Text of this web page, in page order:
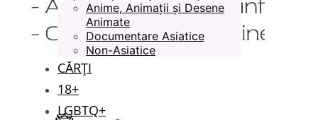
Anime, Animații și Desene
Animate
Documentare Asiatice
Non-Asiatice
CĂRȚI
18+
LGBTQ+